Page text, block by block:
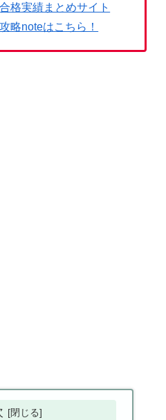
格実績まとめサイト
略noteはこちら！